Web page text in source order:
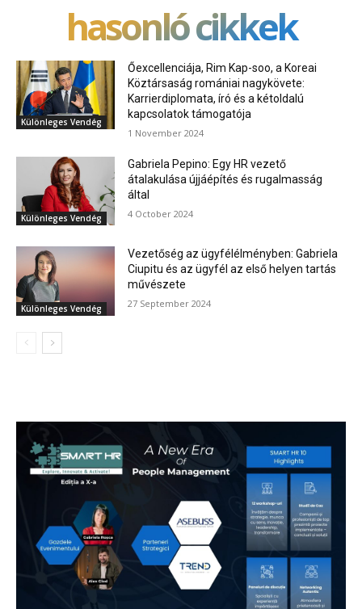
hasonló cikkek
Különleges Vendég
Őexcellenciája, Rim Kap-soo, a Koreai
Köztársaság romániai nagykövete:
Karrierdiplomata, író és a kétoldalú
kapcsolatok támogatója
1 November 2024
Különleges Vendég
Gabriela Pepino: Egy HR vezető
átalakulása újjáépítés és rugalmasság
által
4 October 2024
Különleges Vendég
Vezetőség az ügyfélélményben: Gabriela
Ciupitu és az ügyfél az első helyen tartás
művészete
27 September 2024